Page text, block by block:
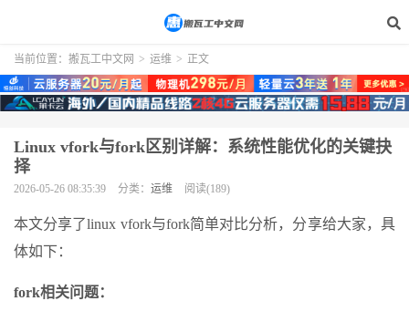
当前位置： 搬瓦工中文网 > 运维 > 正文
Linux vfork与fork区别详解：系统性能优化的关键抉
择
2026-05-26 08:35:39 分类： 运维 阅读(189)
本文分享了linux vfork与fork简单对比分析，分享给大家，具
体如下：
fork相关问题：